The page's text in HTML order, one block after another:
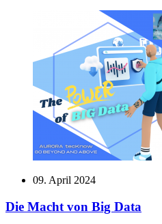
09. April 2024
Die Macht von Big Data